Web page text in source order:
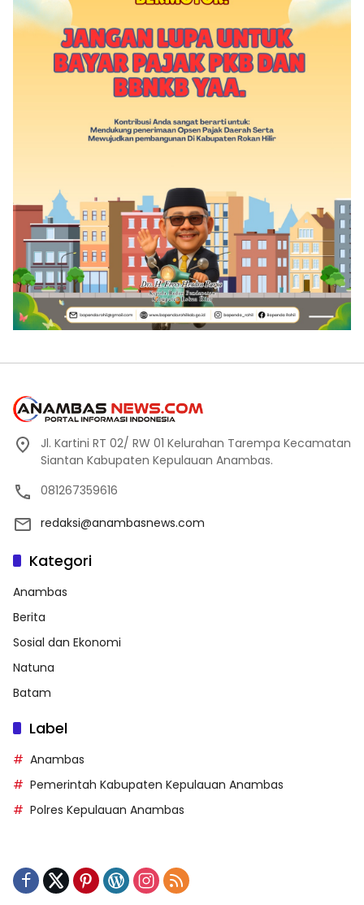
Jl. Kartini RT 02/ RW 01 Kelurahan Tarempa Kecamatan
Siantan Kabupaten Kepulauan Anambas.
081267359616
redaksi@anambasnews.com
Kategori
Anambas
Berita
Sosial dan Ekonomi
Natuna
Batam
Label
Anambas
Pemerintah Kabupaten Kepulauan Anambas
Polres Kepulauan Anambas